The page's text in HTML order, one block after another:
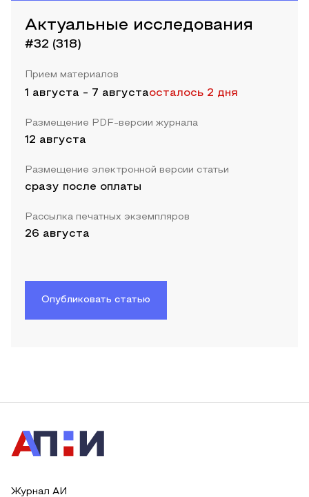
Актуальные исследования
#32 (318)
Прием материалов
1 августа - 7 августаосталось 2 дня
Размещение PDF-версии журнала
12 августа
Размещение электронной версии статьи
сразу после оплаты
Рассылка печатных экземпляров
26 августа
Опубликовать статью
Журнал АИ